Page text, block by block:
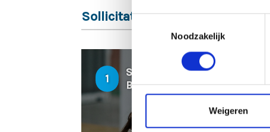
Toestemmingsselectie
Noodzakelijk
Weigeren
Sollicitatieprocedure
1
SOLLICITATIE
BEOORDELEN